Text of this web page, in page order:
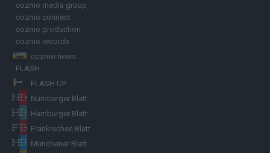
cozmo media group
cozmo connect
cozmo production
cozmo records
cozmo news
FLASH
FLASH UP
Nürnberger Blatt
Hamburger Blatt
Fränkisches Blatt
Münchener Blatt